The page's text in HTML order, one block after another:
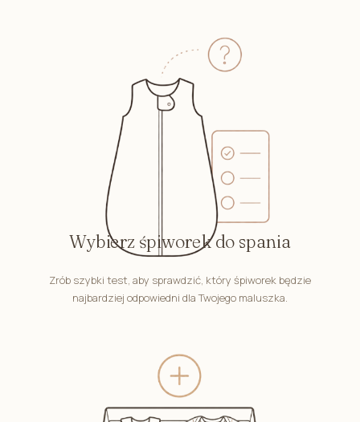
Wybierz śpiworek do spania
Zrób szybki test, aby sprawdzić, który śpiworek będzie
najbardziej odpowiedni dla Twojego maluszka.